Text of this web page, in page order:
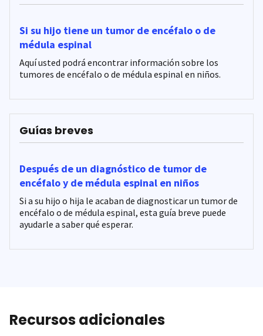
Si su hijo tiene un tumor de encéfalo o de
médula espinal
Aquí usted podrá encontrar información sobre los
tumores de encéfalo o de médula espinal en niños.
Guías breves
Después de un diagnóstico de tumor de
encéfalo y de médula espinal en niños
Si a su hijo o hija le acaban de diagnosticar un tumor de
encéfalo o de médula espinal, esta guía breve puede
ayudarle a saber qué esperar.
Recursos adicionales